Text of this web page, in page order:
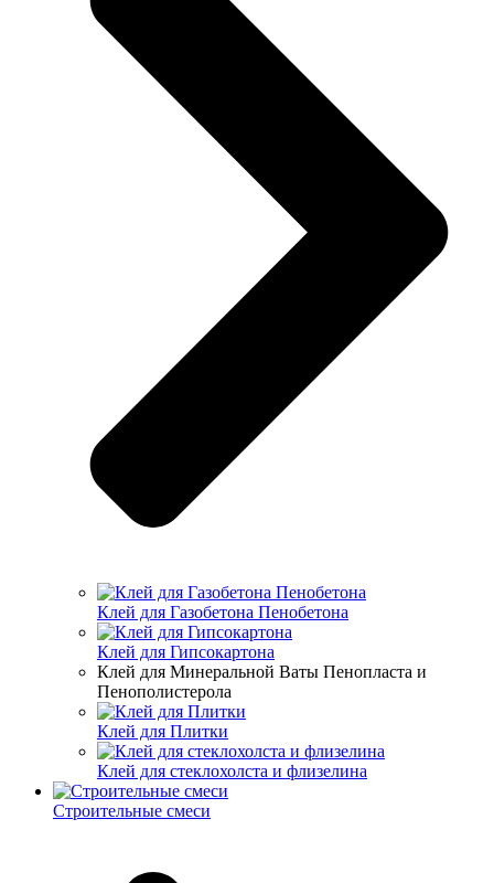
Клей для Газобетона Пенобетона
Клей для Гипсокартона
Клей для Минеральной Ваты Пенопласта и
Пенополистерола
Клей для Плитки
Клей для стеклохолста и флизелина
Строительные смеси